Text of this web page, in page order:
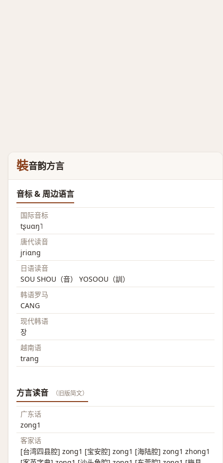
裝音韵方言
音标 & 周边语言
国际音标
tʂuɑŋ˥
唐代读音
jriɑng
日语读音
SOU SHOU（音） YOSOOU（訓）
韩语罗马
CANG
现代韩语
장
越南语
trang
方言读音 （旧版简文）
广东话
zong1
客家话
[台湾四县腔] zong1 [宝安腔] zong1 [海陆腔] zong1 zhong1